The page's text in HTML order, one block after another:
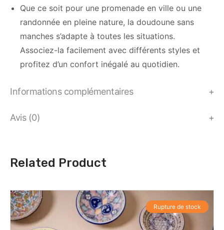
Que ce soit pour une promenade en ville ou une
randonnée en pleine nature, la doudoune sans
manches s’adapte à toutes les situations.
Associez-la facilement avec différents styles et
profitez d’un confort inégalé au quotidien.
Informations complémentaires
Avis (0)
Related Product
Rupture de stock